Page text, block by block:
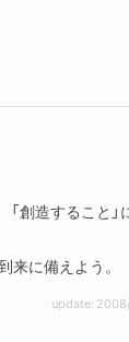
創造すること」
来に備えよう。
update: